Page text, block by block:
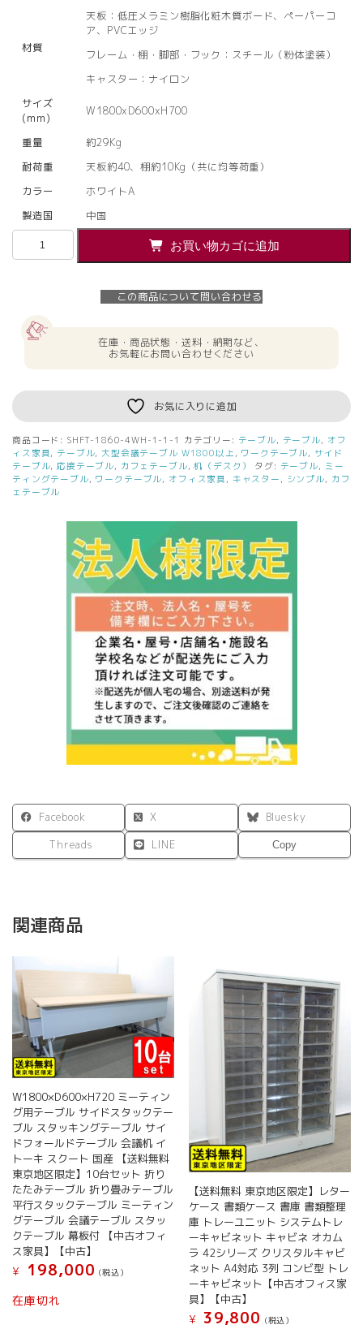
材質
天板：低圧メラミン樹脂化粧木質ボード、ペーパーコ
ア、PVCエッジ
フレーム・棚・脚部・フック：スチール（粉体塗装）
キャスター：ナイロン
サイズ
(mm)
W1800xD600xH700
重量
約29Kg
耐荷重
天板約40、棚約10Kg（共に均等荷重）
カラー
ホワイトA
製造国
中国
【法
ォ
ー
デ
ィ
ン
グ
W1800×D600
お買い物カゴに追加
この商品について問い合わせる
在庫・商品状態・送料・納期など、
お気軽にお問い合わせください
お気に入りに追加
商品コード: SHFT-1860-4WH-1-1-1 カテゴリー: テーブル, テーブル, オフ
ィス家具, テーブル, 大型会議テーブル W1800以上 , ワークテーブル, サイド
テーブル,応接テーブル, カフェテーブル,机（デスク） タグ: テーブル, ミー
ティングテーブル, ワークテーブル, オフィス家具 , キャスター , シンプル, カフ
ェテーブル
Facebook X
Bluesky
Threads
LINE Copy
関連商品
W1800×D600×H720 ミーティン
グ用テーブル サイドスタックテー
ブル スタッキングテーブル サイ
ドフォールドテーブル 会議机 イ
トーキ スクート 国産 【送料無料
東京地区限定】10台セット 折り
たたみテーブル 折り畳みテーブル
平行スタックテーブル ミーティン
グテーブル 会議テーブル スタッ
クテーブル 幕板付 【中古オフィ
ス家具】【中古】
¥
198,000 (税込）
在庫切れ
【送料無料 東京地区限定】レター
ケース 書類ケース 書庫 書類整理
庫 トレーユニット システムトレ
ーキャビネット キャビネ オカム
ラ 42シリーズ クリスタルキャビ
ネット A4対応 3列 コンビ型 トレ
ーキャビネット【中古オフィス家
具】【中古】
¥
39,800 (税込）